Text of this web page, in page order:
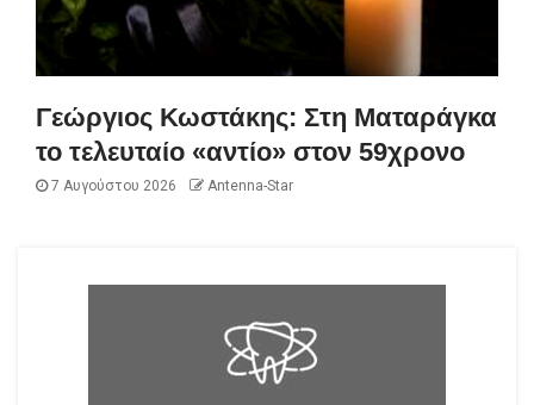
Γεώργιος Κωστάκης: Στη Ματαράγκα
το τελευταίο «αντίο» στον 59χρονο
7 Αυγούστου 2026 Antenna-Star